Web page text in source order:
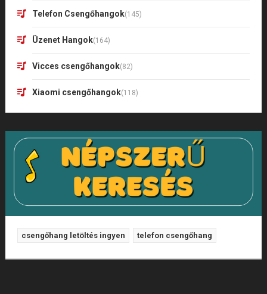
Telefon Csengőhangok(145)
Üzenet Hangok(164)
Vicces csengőhangok(82)
Xiaomi csengőhangok(118)
csengőhang letöltés ingyen telefon csengőhang